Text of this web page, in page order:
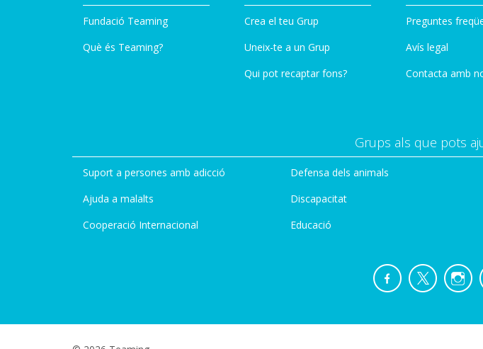
Fundació Teaming
Què és Teaming?
Crea el teu Grup
Uneix-te a un Grup
Qui pot recaptar fons?
Preguntes
Avís legal
Contacta amb
Grups als que pots
Suport a persones amb adicció
Ajuda a malalts
Cooperació Internacional
Defensa dels animals
Discapacitat
Educació